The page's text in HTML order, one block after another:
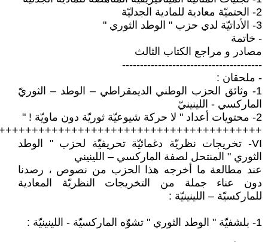
2- الحتميّة معادية للمادية الجدليّة
3- الأداتيّة لدي حزب " الوطد الثوري "
- خاتمة
مصادر و مراجع الكتاب الثالث
---------------------------------------
- ملحقان :
1- وثائق الحزب الوطني الديمقراطي – الوطد – الثوريّ
الماركسي - اللينينيّ
2- محتويات أعداد " لا حركة شيوعيّة ثوريّة دون ماويّة ! "
VI- تخريجات نظريّة دغمائيّة تحريفيّة لحزب " الوطد
الثوري " المنتحل لصفة الماركسي – اللينيني
عند مطالعة ما أخرجه هذا الحزب من نصوص ، رصدنا
دون عناء جملة من التخريجات النظريّة المعادية
للماركسيّة – اللينينيّة :
1- بلشفيّة " الوطد الثوري " تشوّه الماركسيّة - اللينينيّة :